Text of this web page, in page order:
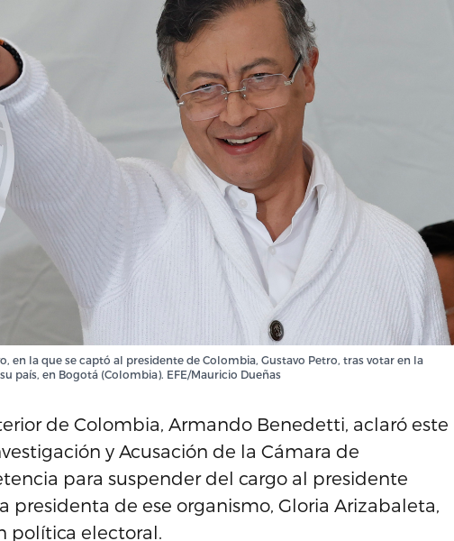
en la que se captó al presidente de Colombia, Gustavo Petro, tras votar en la
país, en Bogotá (Colombia). EFE/Mauricio Dueñas
de Colombia, Armando Benedetti, aclaró este
y Acusación de la Cámara de
para suspender del cargo al presidente
presidenta de ese organismo, Gloria Arizabaleta,
política electoral.